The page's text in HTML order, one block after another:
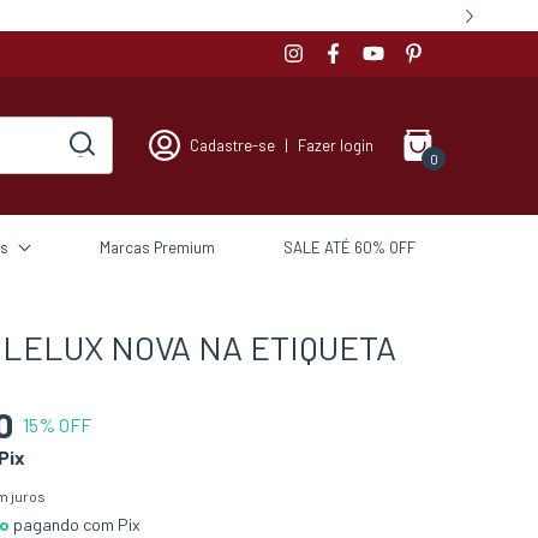
Cadastre-se | Fazer login
0
Marcas Premium SALE ATÉ 60% OFF
NOVA NA ETIQUETA
15% OFF
juros
pagando com Pix